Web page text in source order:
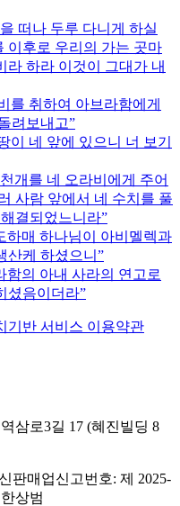
떠나 두루 다니게 하실
이후로 우리의 가는 곳마
라 하라 이것이 그대가 내
를 취하여 아브라함에게
려보내고
이 네 앞에 있으니 너 보기
개를 네 오라비에게 주어
사람 앞에서 네 수치를 풀
결되었느니라
하매 하나님이 아비멜렉과
산케 하셨으니
함의 아내 사라의 연고로
셨음이더라
기반 서비스 이용약관
삼로3길 17 (혜진빌딩 8
판매업신고번호: 제 2025-
상범